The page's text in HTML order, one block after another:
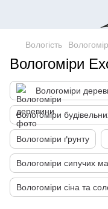
Вологість
Вологоміри
Вологоміри
Вологоміри
Вологоміри ґрунту
Вологоміри сипучих
Вологоміри сіна та